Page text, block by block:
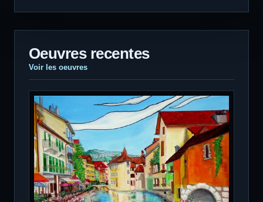
Oeuvres recentes
Voir les oeuvres